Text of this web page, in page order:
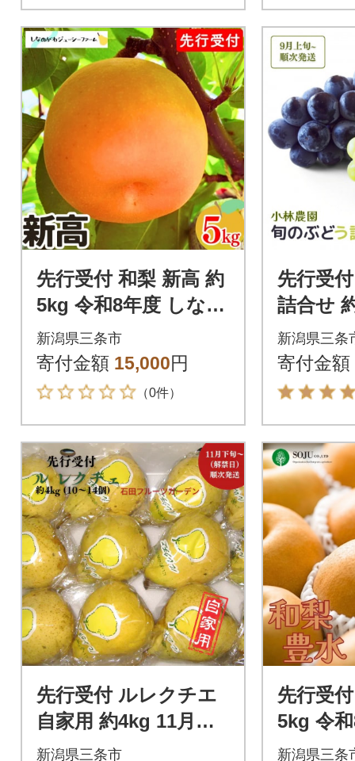
先行受付 和梨 新高 約
5kg 令和8年度 しなの
がわジューシーファ
ーム 【015S134】
新潟県三条市
寄付金額 15,000円
（0件）
先行受
詰合せ
産 [小林農園] 【011P0
06】
新潟県三条
寄付金額
先行受付 ルレクチエ
自家用 約4kg 11月下
旬～発送予定 石田フ
新潟県三条市
先行受
5kg 令
三条市
新潟県三条